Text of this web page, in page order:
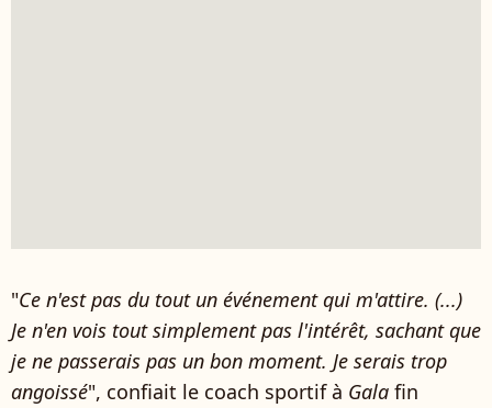
"Ce n'est pas du tout un événement qui m'attire. (...)
Je n'en vois tout simplement pas l'intérêt, sachant que
je ne passerais pas un bon moment. Je serais trop
angoissé", confiait le coach sportif à Gala fin